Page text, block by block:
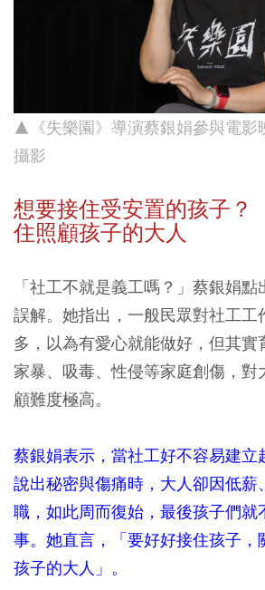
▲《失樂園》導演蔡銀娟參與電影
攝影
想要接住受安置的孩子
住照顧孩子的大人
「社工不就是義工嗎？」蔡銀娟
誤解。她指出，一般民眾對社工工
多，以為有愛心就能做好，但其實
家暴、吸毒、性侵等家庭創傷，對
顧難度極高。
蔡銀娟表示，當社工好不容易建立
說出秘密與傷痛時，大人卻因低薪
職，如此周而復始，最後孩子們就
事。她直言，「要好好接住孩子，
孩子的大人」。